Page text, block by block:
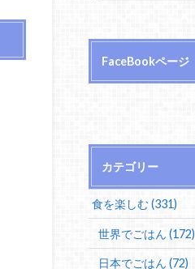
FaceBookページ
カテゴリー
食を楽しむ (331)
世界でごはん (172)
日本でごはん (72)